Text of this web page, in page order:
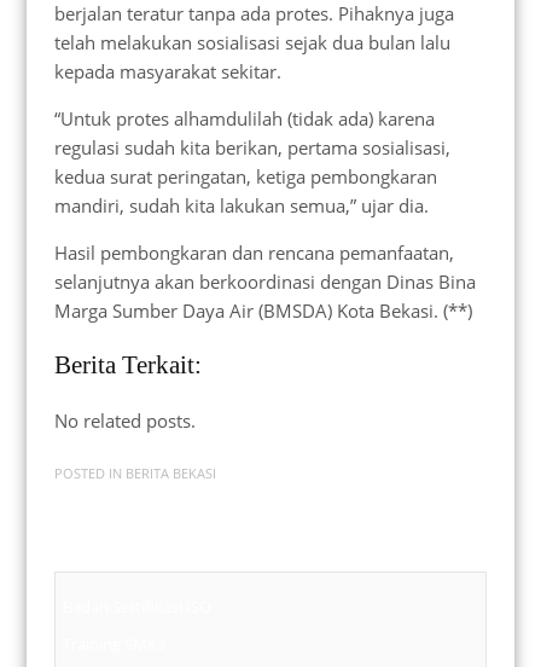
berjalan teratur tanpa ada protes. Pihaknya juga
telah melakukan sosialisasi sejak dua bulan lalu
kepada masyarakat sekitar.
“Untuk protes alhamdulilah (tidak ada) karena
regulasi sudah kita berikan, pertama sosialisasi,
kedua surat peringatan, ketiga pembongkaran
mandiri, sudah kita lakukan semua,” ujar dia.
Hasil pembongkaran dan rencana pemanfaatan,
selanjutnya akan berkoordinasi dengan Dinas Bina
Marga Sumber Daya Air (BMSDA) Kota Bekasi. (**)
Berita Terkait:
No related posts.
POSTED IN BERITA BEKASI